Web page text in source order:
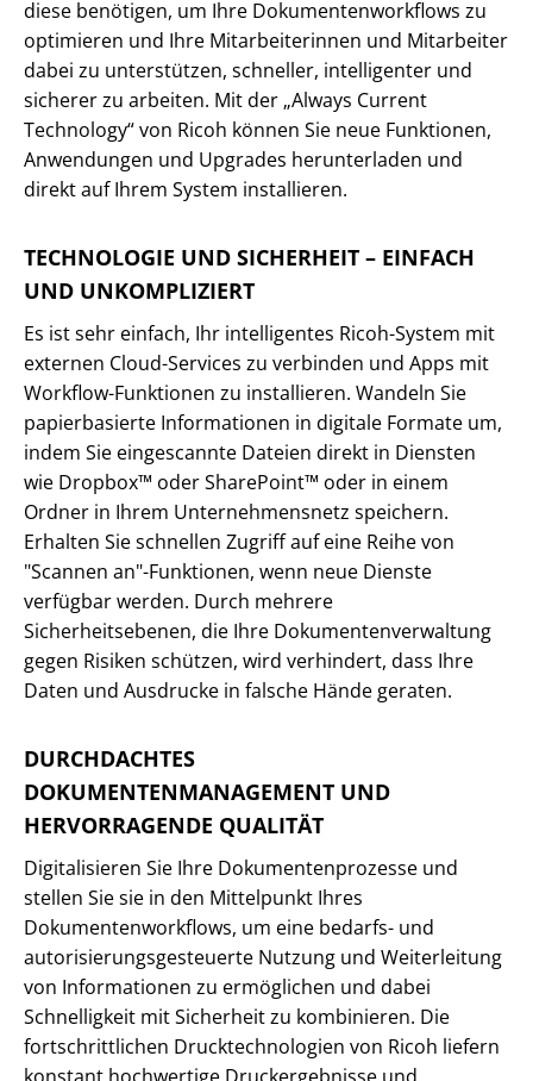
diese benötigen, um Ihre Dokumentenworkflows zu
optimieren und Ihre Mitarbeiterinnen und Mitarbeiter
dabei zu unterstützen, schneller, intelligenter und
sicherer zu arbeiten. Mit der „Always Current
Technology“ von Ricoh können Sie neue Funktionen,
Anwendungen und Upgrades herunterladen und
direkt auf Ihrem System installieren.
TECHNOLOGIE UND SICHERHEIT – EINFACH
UND UNKOMPLIZIERT
Es ist sehr einfach, Ihr intelligentes Ricoh-System mit
externen Cloud-Services zu verbinden und Apps mit
Workflow-Funktionen zu installieren. Wandeln Sie
papierbasierte Informationen in digitale Formate um,
indem Sie eingescannte Dateien direkt in Diensten
wie Dropbox™ oder SharePoint™ oder in einem
Ordner in Ihrem Unternehmensnetz speichern.
Erhalten Sie schnellen Zugriff auf eine Reihe von
"Scannen an"-Funktionen, wenn neue Dienste
verfügbar werden. Durch mehrere
Sicherheitsebenen, die Ihre Dokumentenverwaltung
gegen Risiken schützen, wird verhindert, dass Ihre
Daten und Ausdrucke in falsche Hände geraten.
DURCHDACHTES
DOKUMENTENMANAGEMENT UND
HERVORRAGENDE QUALITÄT
Digitalisieren Sie Ihre Dokumentenprozesse und
stellen Sie sie in den Mittelpunkt Ihres
Dokumentenworkflows, um eine bedarfs- und
autorisierungsgesteuerte Nutzung und Weiterleitung
von Informationen zu ermöglichen und dabei
Schnelligkeit mit Sicherheit zu kombinieren. Die
fortschrittlichen Drucktechnologien von Ricoh liefern